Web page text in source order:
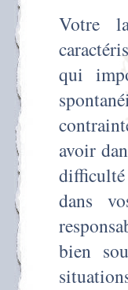
Votre
qui
avoir
dans
bien